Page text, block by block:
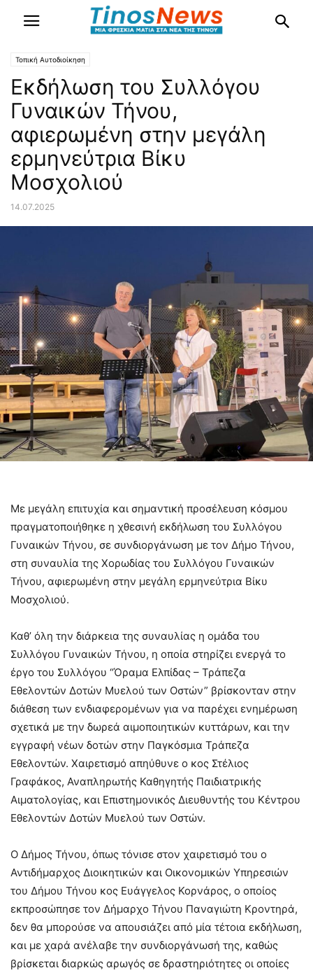
Τοπική Αυτοδιοίκηση
Εκδήλωση του Συλλόγου
Γυναικών Τήνου,
αφιερωμένη στην μεγάλη
ερμηνεύτρια Βίκυ
Μοσχολιού
14.07.2025
Με μεγάλη επιτυχία και σημαντική προσέλευση κόσμου
πραγματοποιήθηκε η χθεσινή εκδήλωση του Συλλόγου
Γυναικών Τήνου, σε συνδιοργάνωση με τον Δήμο Τήνου,
στη συναυλία της Χορωδίας του Συλλόγου Γυναικών
Τήνου, αφιερωμένη στην μεγάλη ερμηνεύτρια Βίκυ
Μοσχολιού.
Καθ’ όλη την διάρκεια της συναυλίας η ομάδα του
Συλλόγου Γυναικών Τήνου, η οποία στηρίζει ενεργά το
έργο του Συλλόγου “Όραμα Ελπίδας – Τράπεζα
Εθελοντών Δοτών Μυελού των Οστών” βρίσκονταν στην
διάθεση των ενδιαφερομένων για να παρέχει ενημέρωση
σχετικά με την δωρεά αιμοποιητικών κυττάρων, και την
εγγραφή νέων δοτών στην Παγκόσμια Τράπεζα
Εθελοντών. Χαιρετισμό απηύθυνε ο κος Στέλιος
Γραφάκος, Αναπληρωτής Καθηγητής Παιδιατρικής
Αιματολογίας, και Επιστημονικός Διευθυντής του Κέντρου
Εθελοντών Δοτών Μυελού των Οστών.
Ο Δήμος Τήνου, όπως τόνισε στον χαιρετισμό του ο
Αντιδήμαρχος Διοικητικών και Οικονομικών Υπηρεσιών
του Δήμου Τήνου κος Ευάγγελος Κορνάρος, ο οποίος
εκπροσώπησε τον Δήμαρχο Τήνου Παναγιώτη Κροντηρά,
δεν θα μπορούσε να απουσιάζει από μία τέτοια εκδήλωση,
και με χαρά ανέλαβε την συνδιοργάνωσή της, καθώς
βρίσκεται διαρκώς αρωγός σε δραστηριότητες οι οποίες